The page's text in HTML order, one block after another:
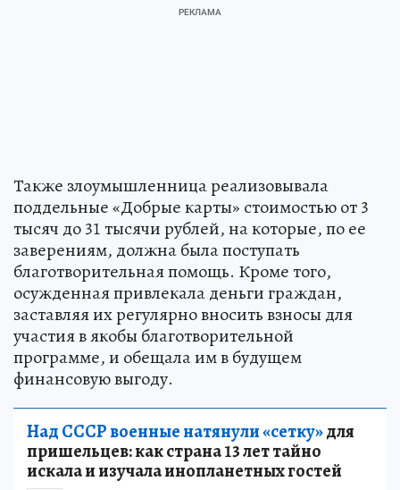
Также злоумышленница реализовывала
поддельные «Добрые карты» стоимостью от 3
тысяч до 31 тысячи рублей, на которые, по ее
заверениям, должна была поступать
благотворительная помощь. Кроме того,
осужденная привлекала деньги граждан,
заставляя их регулярно вносить взносы для
участия в якобы благотворительной
программе, и обещала им в будущем
финансовую выгоду.
Над СССР военные натянули «сетку»для
пришельцев: как страна 13 лет тайно
искала и изучала инопланетных гостей